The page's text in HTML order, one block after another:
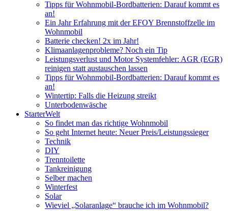
Tipps für Wohnmobil-Bordbatterien: Darauf kommt es
an!
Ein Jahr Erfahrung mit der EFOY Brennstoffzelle im
Wohnmobil
Batterie checken! 2x im Jahr!
Klimaanlagenprobleme? Noch ein Tip
Leistungsverlust und Motor Systemfehler: AGR (EGR)
reinigen statt austauschen lassen
Tipps für Wohnmobil-Bordbatterien: Darauf kommt es
an!
Wintertip: Falls die Heizung streikt
Unterbodenwäsche
StarterWelt
So findet man das richtige Wohnmobil
So geht Internet heute: Neuer Preis/Leistungssieger
Technik
DIY
Trenntoilette
Tankreinigung
Selber machen
Winterfest
Solar
Wieviel „Solaranlage“ brauche ich im Wohnmobil?